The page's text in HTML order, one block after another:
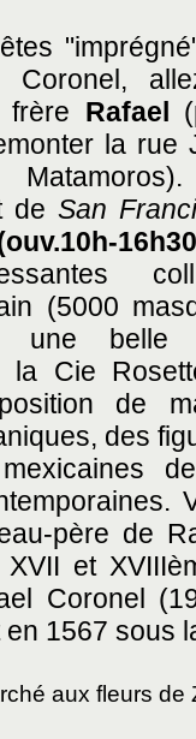
Coronel,
frère Rafael
la rue
de San
(5000
une belle
la Cie
de
des
père de
et
Coronel
1567 sous
aux fleurs de